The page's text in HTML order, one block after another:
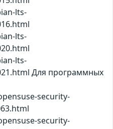
lts-
lts-
lts-
Для программных
security-
security-